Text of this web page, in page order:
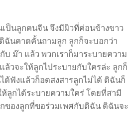
ป็นลูกคนจีน จึงมีผิวที่ค่อนข้างขาว
ฉันคาดคั้นถามลูก ลูกก็จะบอกว่า
บ ม๊า แล้ว พวกเราก็มาระบายความ
ล้วจะให้ลูกไประบายกับใครล่ะ ลูกก็
ด้ฟังแล้วก็อดสงสารลูกไม่ได้ ดิฉันก็
ลูกได้ระบายความใคร่ โดยที่สามี
ของลูกที่ขอร่วมเพศกับดิฉัน ดิฉันจะ